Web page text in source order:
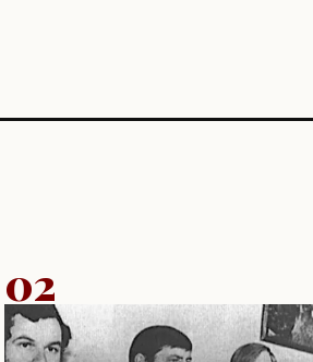
02